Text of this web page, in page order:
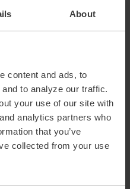
About
content and ads, to
to analyze our traffic.
your use of our site with
analytics partners who
that you’ve
collected from your use
Starting FreeMarker
Using basic authentication
Request: POST
from the logs]],
set due to using a
set due to
json]}